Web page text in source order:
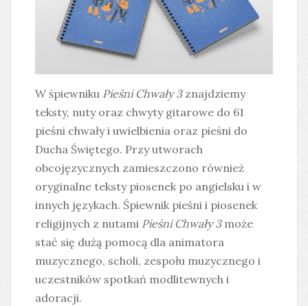
W śpiewniku Pieśni Chwały 3znajdziemy
teksty, nuty oraz chwyty gitarowe do 61
pieśni chwały i uwielbienia oraz pieśni do
Ducha Świętego. Przy utworach
obcojęzycznych zamieszczono również
oryginalne teksty piosenek po angielsku i w
innych językach. Śpiewnik pieśni i piosenek
religijnych z nutami Pieśni Chwały 3może
stać się dużą pomocą dla animatora
muzycznego, scholi, zespołu muzycznego i
uczestników spotkań modlitewnych i
adoracji.